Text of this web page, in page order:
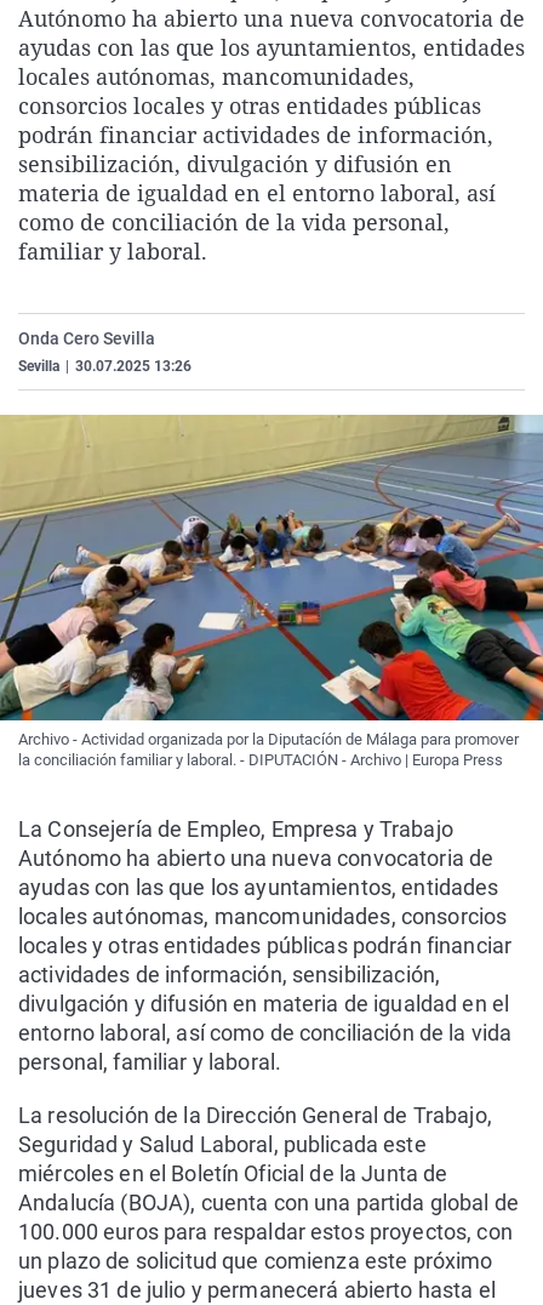
La rosa de los vientos
Gente viajera
Como el perro y el
Caso
Retornados
Equipo de
Operación Viuda
Extremadura
Galicia
La Rioja
Navarra
País Vasco
Virales
Televisión
Elecciones
Autónomo ha abierto una nueva convocatoria de
ayudas con las que los ayuntamientos, entidades
locales autónomas, mancomunidades,
consorcios locales y otras entidades públicas
podrán financiar actividades de información,
sensibilización, divulgación y difusión en
materia de igualdad en el entorno laboral, así
como de conciliación de la vida personal,
familiar y laboral.
Onda Cero Sevilla
Sevilla 30.07.2025 13:26
Archivo - Actividad organizada por la Diputacíón de Málaga para promover
la conciliación familiar y laboral. - DIPUTACIÓN - Archivo | Europa Press
La Consejería de Empleo, Empresa y Trabajo
Autónomo ha abierto una nueva convocatoria de
ayudas con las que los ayuntamientos, entidades
locales autónomas, mancomunidades, consorcios
locales y otras entidades públicas podrán financiar
actividades de información, sensibilización,
divulgación y difusión en materia de igualdad en el
entorno laboral, así como de conciliación de la vida
personal, familiar y laboral.
La resolución de la Dirección General de Trabajo,
Seguridad y Salud Laboral, publicada este
miércoles en el Boletín Oficial de la Junta de
Andalucía (BOJA), cuenta con una partida global de
100.000 euros para respaldar estos proyectos, con
un plazo de solicitud que comienza este próximo
jueves 31 de julio y permanecerá abierto hasta el